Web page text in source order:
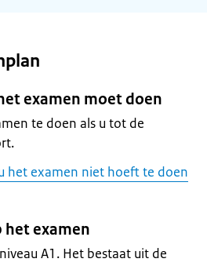
examen moet doen
te doen als u tot de
het examen niet hoeft te doen
het examen
A1. Het bestaat uit de